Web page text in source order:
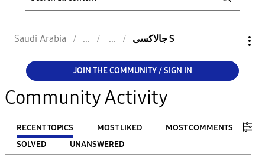
Saudi Arabia جالاكسى S
JOIN THE COMMUNITY / SIGN IN
Community Activity
RECENT TOPICS MOST LIKED
MOST COMMENTS
SOLVED
UNANSWERED